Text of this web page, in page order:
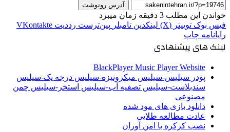
آدرس رونوشت
خواندن این مطلب 3 دقیقه زمان میبرد
فیس بوک توییتر (X) لینکدین ‫تامبلر ‫پین‌ترست ‫رددیت ‫VKontakte
رایانامه چاپ
لینک های پیشنهادی
BlackPlayer Music Player Website
پودر سیلیس-سیلیس میکرونیزه-سیلیس درجه یک-سیلیس
سندبلاست-سیلیس تصفیه آب-سیلیس استخر-سیلیس چمن
مصنوعی
دانلود بازی های مود شده
عادت مطالعه طلایی
نصب کرکره با امن آوران